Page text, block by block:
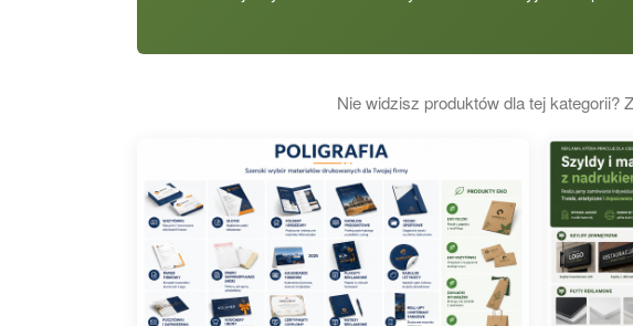
Nie widzisz produktów dla tej